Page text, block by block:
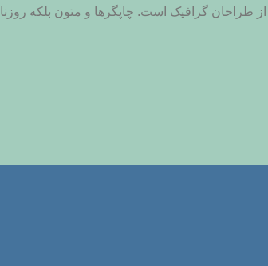
طراحان گرافیک است. چاپگرها و متون بلکه